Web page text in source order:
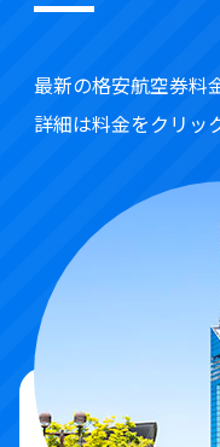
最新の格安航空券料
詳細は料金をクリッ